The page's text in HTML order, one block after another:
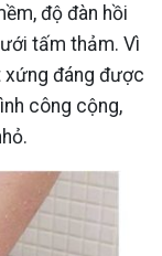
độ đàn hồi
tấm thảm. Vì
xứng đáng được
công cộng,